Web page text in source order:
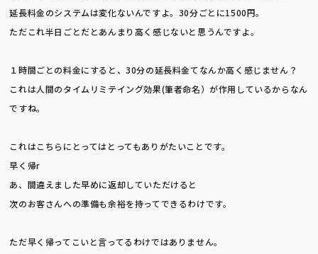
延長料金のシステムは変化ないんですよ。30分ごとに1500円。
ただこれ半日ごとだとあんまり高く感じないと思うんですよ。
１時間ごとの料金にすると、30分の延長料金てなんか高く感じません？
これは人間のタイムリミテイング効果(筆者命名）が作用しているからなん
ですね。
これはこちらにとってはとってもありがたいことです。
早く帰r
あ、間違えました早めに返却していただけると
次のお客さんへの準備も余裕を持ってできるわけです。
ただ早く帰ってこいと言ってるわけではありません。